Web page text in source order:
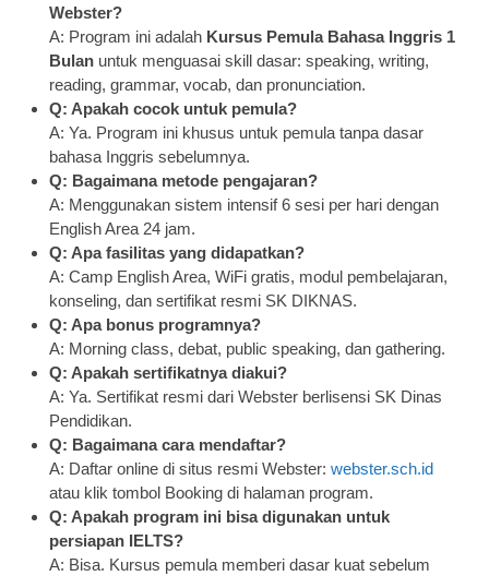
Webster?
A: Program ini adalah Kursus Pemula Bahasa Inggris 1
Bulan untuk menguasai skill dasar: speaking, writing,
reading, grammar, vocab, dan pronunciation.
Q: Apakah cocok untuk pemula?
A: Ya. Program ini khusus untuk pemula tanpa dasar
bahasa Inggris sebelumnya.
Q: Bagaimana metode pengajaran?
A: Menggunakan sistem intensif 6 sesi per hari dengan
English Area 24 jam.
Q: Apa fasilitas yang didapatkan?
A: Camp English Area, WiFi gratis, modul pembelajaran,
konseling, dan sertifikat resmi SK DIKNAS.
Q: Apa bonus programnya?
A: Morning class, debat, public speaking, dan gathering.
Q: Apakah sertifikatnya diakui?
A: Ya. Sertifikat resmi dari Webster berlisensi SK Dinas
Pendidikan.
Q: Bagaimana cara mendaftar?
A: Daftar online di situs resmi Webster: webster.sch.id
atau klik tombol Booking di halaman program.
Q: Apakah program ini bisa digunakan untuk
persiapan IELTS?
A: Bisa. Kursus pemula memberi dasar kuat sebelum